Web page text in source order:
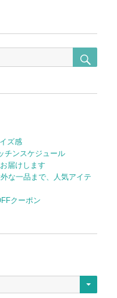
索
ズ感
チンスケジュール
届けします
な一品まで、人気アイテ
クーポン